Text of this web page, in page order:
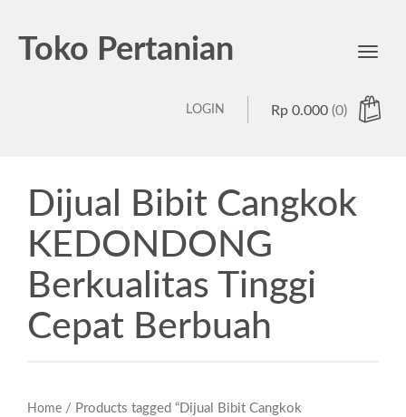
Toko Pertanian
Toggle
Rp 0.000 (0)
LOGIN
Dijual Bibit Cangkok
KEDONDONG
Berkualitas Tinggi
Cepat Berbuah
Home / Products tagged “Dijual Bibit Cangkok